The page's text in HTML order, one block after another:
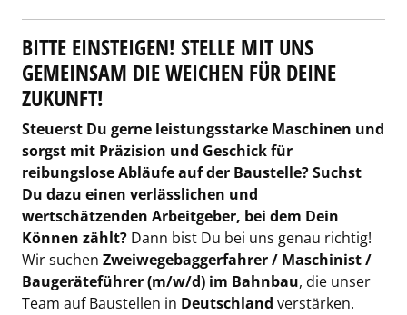
BITTE EINSTEIGEN! STELLE MIT UNS
GEMEINSAM DIE WEICHEN FÜR DEINE
ZUKUNFT!
Steuerst Du gerne leistungsstarke Maschinen und
sorgst mit Präzision und Geschick für
reibungslose Abläufe auf der Baustelle? Suchst
Du dazu einen verlässlichen und
wertschätzenden Arbeitgeber, bei dem Dein
Können zählt? Dann bist Du bei uns genau richtig!
Wir suchen Zweiwegebaggerfahrer / Maschinist /
Baugeräteführer (m/w/d) im Bahnbau, die unser
Team auf Baustellen in Deutschland verstärken.